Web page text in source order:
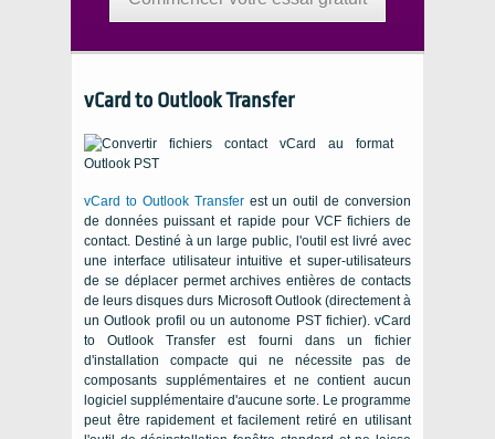
vCard to Outlook Transfer
vCard to Outlook Transferest un outil de conversion
de données puissant et rapide pour VCFfichiers de
contact. Destiné à un large public, l'outil est livré avec
une interface utilisateur intuitive et super-utilisateurs
de se déplacer permet archives entières de contacts
de leurs disques durs Microsoft Outlook(directement à
unOutlook profil ou un autonome PSTfichier). vCard
to Outlook Transfer est fourni dans un fichier
d'installation compacte qui ne nécessite pas de
composants supplémentaires et ne contient aucun
logiciel supplémentaire d'aucune sorte. Le programme
peut être rapidement et facilement retiré en utilisant